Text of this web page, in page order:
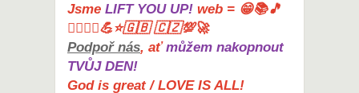
Jsme LIFT YOU UP! web = 😁📚🎵
🤸‍♀️🏋️‍♀️💪⭐🇬🇧 🇨🇿💯🚀
Podpoř nás, aťmůžem nakopnout
TVŮJ DEN!
God is great / LOVE IS ALL!